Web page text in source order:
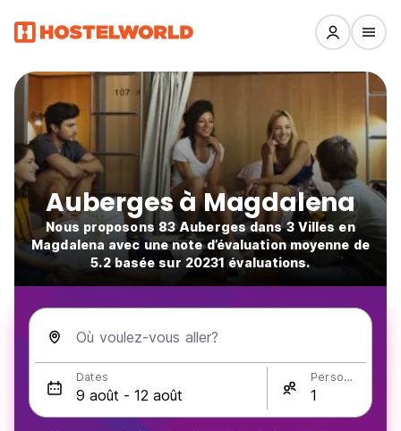
Auberges à Magdalena
Nous proposons 83 Auberges dans 3 Villes en
Magdalena avec une note d’évaluation moyenne de
5.2 basée sur 20231 évaluations.
Où voulez-vous aller?
Dates Personnes